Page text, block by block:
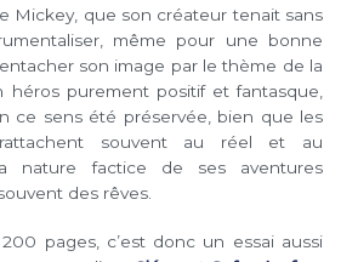
Mickey, que son créateur tenait sans
même pour une bonne
son image par le thème de la
héros purement positif et fantasque,
ce sens été préservée, bien que les
rattachent souvent au réel et au
nature factice de ses aventures
des rêves.
pages, c’est donc un essai aussi